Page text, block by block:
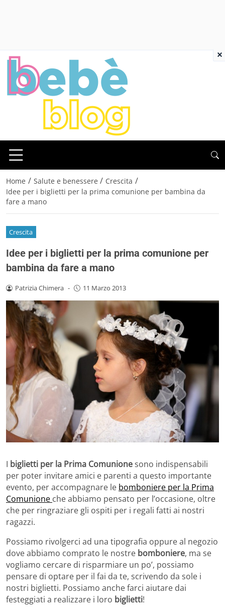
Home / Salute e benessere / Crescita /
Idee per i biglietti per la prima comunione per bambina da
fare a mano
Crescita
Idee per i biglietti per la prima comunione per
bambina da fare a mano
Patrizia Chimera - 11 Marzo 2013
I biglietti per la Prima Comunionesono indispensabili
per poter invitare amici e parenti a questo importante
evento, per accompagnare le bomboniere per la Prima
Comunione che abbiamo pensato per l’occasione, oltre
che per ringraziare gli ospiti per i regali fatti ai nostri
ragazzi.
Possiamo rivolgerci ad una tipografia oppure al negozio
dove abbiamo comprato le nostre bomboniere, ma se
vogliamo cercare di risparmiare un po’, possiamo
pensare di optare per il fai da te, scrivendo da sole i
nostri biglietti. Possiamo anche farci aiutare dai
festeggiati a realizzare i loro biglietti!
×